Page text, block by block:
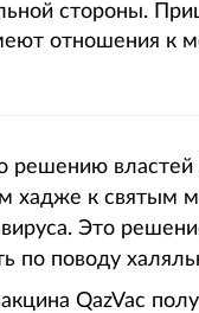
стороны.
отношения к
решению
хадже к святым
Это
по поводу
QazVac